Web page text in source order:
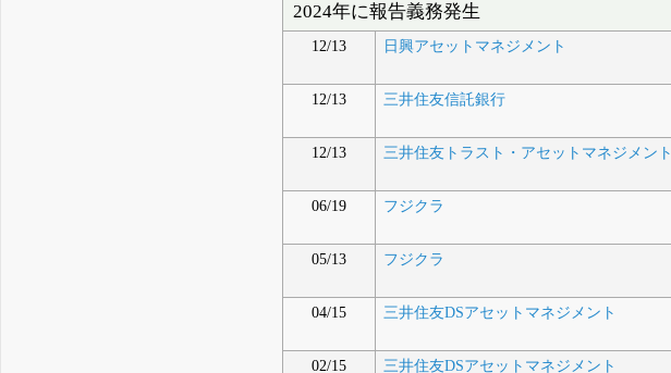
2024年に報告義務発生
12/13 日興アセットマネジメント
12/13 三井住友信託銀行
12/13 三井住友トラスト・アセットマネジメント
06/19 フジクラ
05/13 フジクラ
04/15 三井住友DSアセットマネジメント
02/15 三井住友DSアセットマネジメント